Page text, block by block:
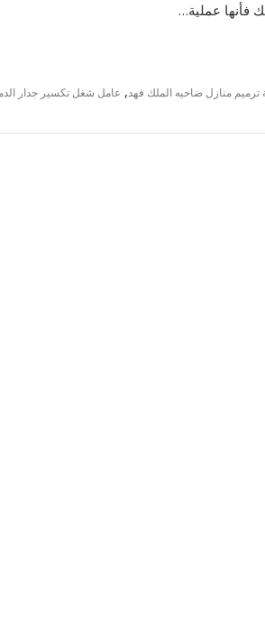
فأنها عملية…
منازل ضاحيه الملك فهد, عامل شغل تكسير جدار